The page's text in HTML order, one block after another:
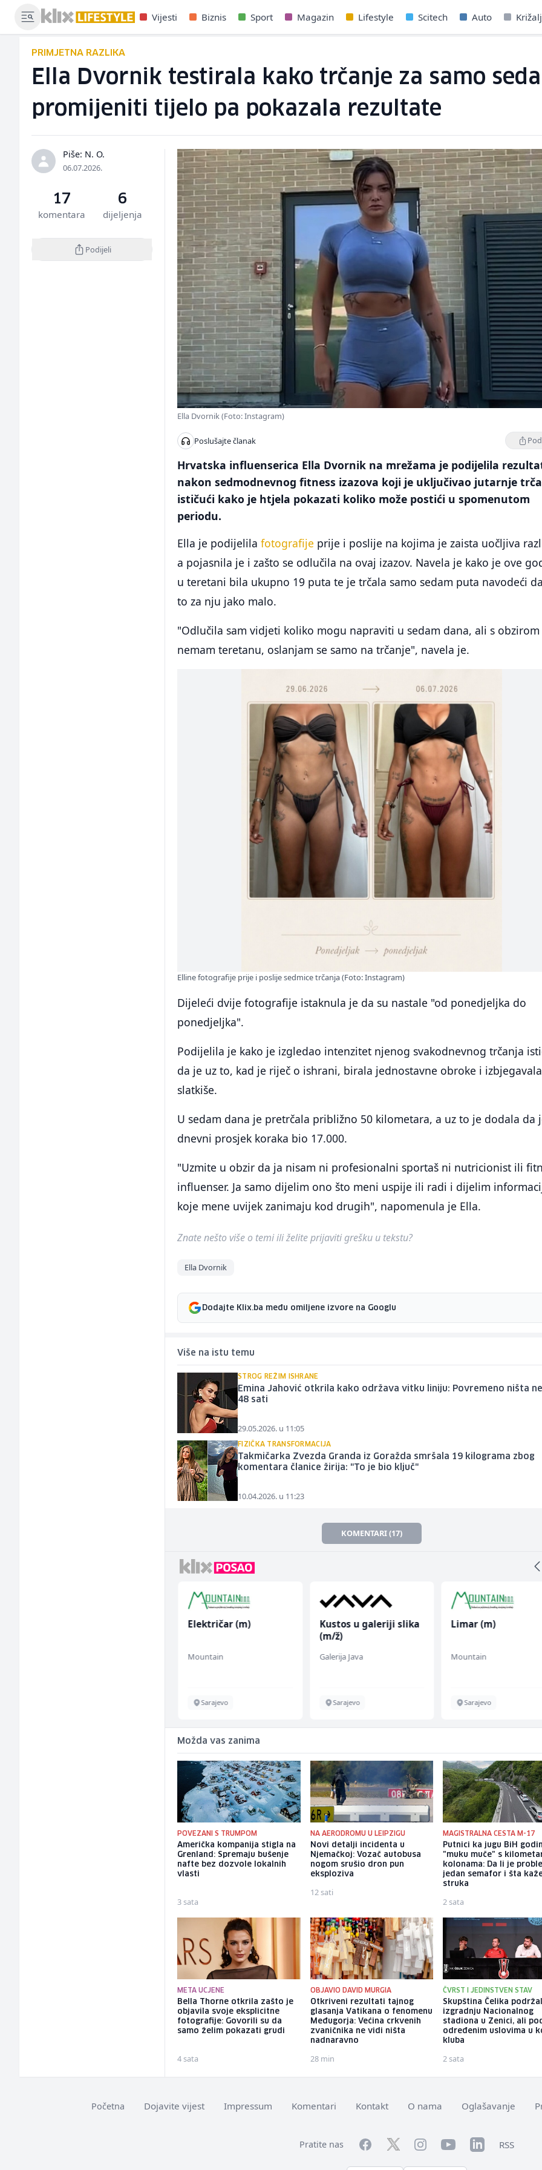
Vijesti Biznis Sport Magazin Lifestyle Scitech Auto
PRIMJETNA RAZLIKA
Ella Dvornik testirala kako trčanje za samo
promijeniti tijelo pa pokazala rezultate
Piše: N. O.
06.07.2026.
17
komentara
6
dijeljenja
Podijeli
Ella Dvornik (Foto: Instagram)
Poslušajte članak
Hrvatska influenserica Ella Dvornik na mrežama je podijelila
nakon sedmodnevnog fitness izazova koji je uključivao jutarnje
ističući kako je htjela pokazati koliko može postići u spomenutom
periodu.
Ella je podijelila fotografije prije i poslije na kojima je zaista uočljiva
a pojasnila je i zašto se odlučila na ovaj izazov. Navela je kako je ove
u teretani bila ukupno 19 puta te je trčala samo sedam puta navodeći
to za nju jako malo.
"Odlučila sam vidjeti koliko mogu napraviti u sedam dana, ali s obzirom
nemam teretanu, oslanjam se samo na trčanje", navela je.
Elline fotografije prije i poslije sedmice trčanja (Foto: Instagram)
Dijeleći dvije fotografije istaknula je da su nastale "od ponedjeljka do
ponedjeljka".
Podijelila je kako je izgledao intenzitet njenog svakodnevnog trčanja
da je uz to, kad je riječ o ishrani, birala jednostavne obroke i izbjegavala
slatkiše.
U sedam dana je pretrčala približno 50 kilometara, a uz to je dodala da
dnevni prosjek koraka bio 17.000.
"Uzmite u obzir da ja nisam ni profesionalni sportaš ni nutricionist ili
influenser. Ja samo dijelim ono što meni uspije ili radi i dijelim
koje mene uvijek zanimaju kod drugih", napomenula je Ella.
Znate nešto više o temi ili želite prijaviti grešku u tekstu?
Ella Dvornik
Dodajte Klix.ba među omiljene izvore na Googlu
Više na istu temu
STROG REŽIM ISHRANE
Emina Jahović otkrila kako održava vitku liniju: Povremeno ništa
48 sati
29.05.2026. u 11:05
FIZIČKA TRANSFORMACIJA
Takmičarka Zvezda Granda iz Goražda smršala 19 kilograma zbog
komentara članice žirija: "To je bio ključ"
10.04.2026. u 11:23
KOMENTARI (17)
Električar (m)
Mountain
Sarajevo
Kustos u galeriji slika
(m/ž)
Galerija Java
Sarajevo
Limar (m)
Mountain
Sarajevo
Možda vas zanima
POVEZANI S TRUMPOM
Američka kompanija stigla na
Grenland: Spremaju bušenje
nafte bez dozvole lokalnih
vlasti
3 sata
NA AERODROMU U LEIPZIGU
Novi detalji incidenta u
Njemačkoj: Vozač autobusa
nogom srušio dron pun
eksploziva
12 sati
MAGISTRALNA CESTA M-17
Putnici ka jugu BiH
"muku muče" s
kolonama: Da li je
jedan semafor i šta
struka
2 sata
META UCJENE
Bella Thorne otkrila zašto je
objavila svoje eksplicitne
fotografije: Govorili su da
samo želim pokazati grudi
4 sata
OBJAVIO DAVID MURGIA
Otkriveni rezultati tajnog
glasanja Vatikana o fenomenu
Međugorja: Većina crkvenih
zvaničnika ne vidi ništa
nadnaravno
28 min
ČVRST I JEDINSTVEN STAV
Skupština Čelika
izgradnju Nacionalnog
stadiona u Zenici, ali
određenim uslovima u
kluba
2 sata
Početna Dojavite vijest Impressum Komentari Kontakt O nama Oglašavanje
Pratite nas FacebookTwitterInstagramYouTubeLinkedInRSS